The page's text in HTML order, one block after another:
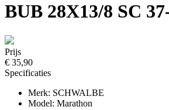
BUB 28X13/8 SC
Prijs
€ 35,90
Specificaties
Merk: SCHWALBE
Model: Marathon